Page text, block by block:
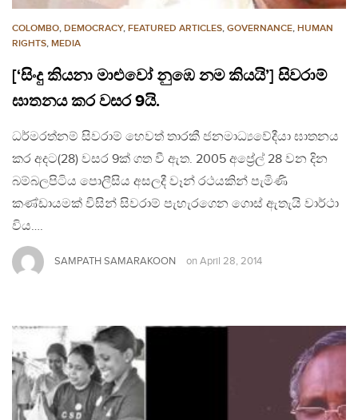
COLOMBO, DEMOCRACY, FEATURED ARTICLES, GOVERNANCE, HUMAN
RIGHTS, MEDIA
[‘සිංදු කියනා මාළුවෝ නුඹෙ නම කියයි’] සිවරාම්
ඝාතනය කර වසර 9යි.
ධර්මරත්නම් සිවරාම් හෙවත් තාරකී ජනමාධ්‍යවේදීයා ඝාතනය
කර අදට(28) වසර 9ක් ගත වී ඇත. 2005 අප්‍රේල් 28 වන දින
බම්බලපිටිය පොලීසිය අසලදී වෑන් රථයකින් පැමිණි
කණ්ඩායමක් විසින් සිවරාම් පැහැරගෙන ගොස් ඇතැයි වාර්ථා
විය….
SAMPATH SAMARAKOON on April 28, 2014